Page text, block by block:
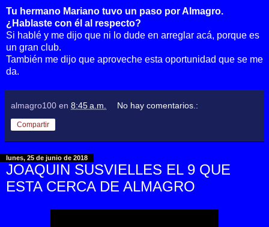
Tu hermano Mariano tuvo un paso por Almagro.
¿Hablaste con él al respecto?
Si hablé y me dijo que ni lo dude en arreglar acá, porque es
un gran club.
También me dijo que aproveche esta oportunidad que se me
da.
almagro100 en 8:45 a.m. No hay comentarios.:
Compartir
lunes, 25 de junio de 2018
JOAQUIN SUSVIELLES EL 9 QUE
ESTA CERCA DE ALMAGRO